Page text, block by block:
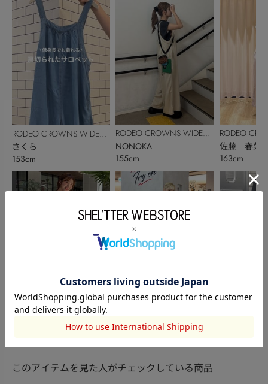
RODEO CROWNS WIDE
BOWL
さくら
153cm
RODEO CROWNS WIDE
RODEO CROWNS WIDE
BOWL
NONOKA
155cm
BOWL
さくら
RODEO
BOWL
佐藤 春菜
163cm
このアイテムを見た人がチェックしている商品